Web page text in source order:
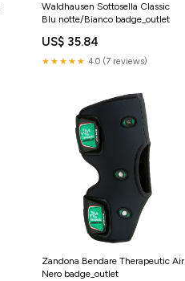
Waldhausen Sottosella Classic
Blu notte/Bianco badge_outlet
US$ 35.84
★★★★★ 4.0 (7 reviews)
Zandona Bendare Therapeutic Air
Nero badge_outlet